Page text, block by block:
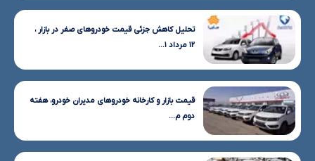
تحلیل کاهش جزئی قیمت خودروهای صفر در بازار ،
۱۲ مرداد ۱...
قیمت بازار و کارخانه خودروهای مدیران خودرو، هفته
دوم م...